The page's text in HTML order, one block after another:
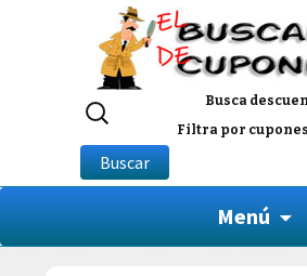
Busca
Filtra por
Buscar
por:
Buscar
Menú